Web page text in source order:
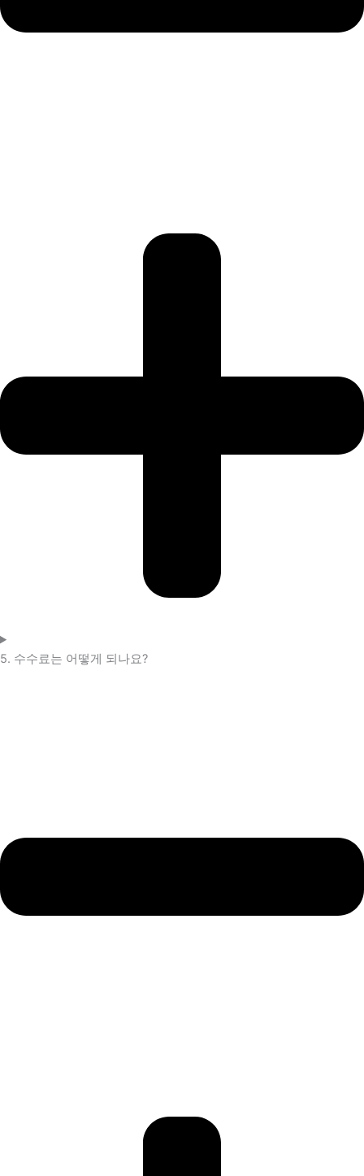
5. 수수료는 어떻게 되나요?